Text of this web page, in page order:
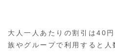
大人一人あたりの割引は40
族やグループで利用すると人